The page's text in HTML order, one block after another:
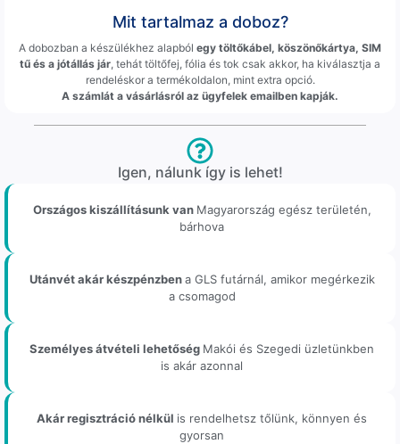
Mit tartalmaz a doboz?
A dobozban a készülékhez alapból egy töltőkábel, köszönőkártya, SIM
tű és a jótállás jár, tehát töltőfej, fólia és tok csak akkor, ha kiválasztja a
rendeléskor a termékoldalon, mint extra opció.
A számlát a vásárlásról az ügyfelek emailben kapják.
Igen, nálunk így is lehet!
Országos kiszállításunk van Magyarország egész területén,
bárhova
Utánvét akár készpénzbena GLS futárnál, amikor megérkezik
a csomagod
Személyes átvételi lehetőség Makói és Szegedi üzletünkben
is akár azonnal
Akár regisztráció nélkül is rendelhetsz tőlünk, könnyen és
gyorsan